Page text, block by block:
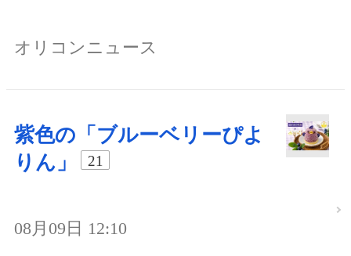
オリコンニュース
紫色の「ブルーベリーぴよ
りん」
21
08月09日 12:10